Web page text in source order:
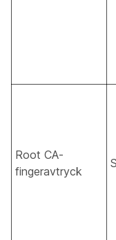
Root CA-
fingeravtryck